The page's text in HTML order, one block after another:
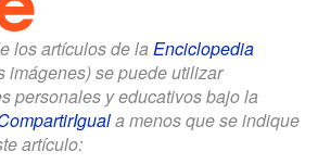
los artículos de la Enciclopedia
imágenes) se puede utilizar
personales y educativos bajo la
a menos que se indique
artículo: